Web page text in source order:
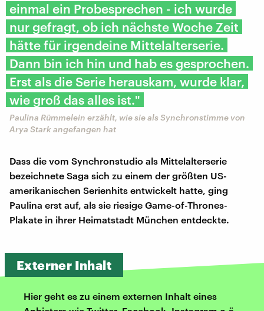
einmal ein Probesprechen - ich wurde
nur gefragt, ob ich nächste Woche Zeit
hätte für irgendeine Mittelalterserie.
Dann bin ich hin und hab es gesprochen.
Erst als die Serie herauskam, wurde klar,
wie groß das alles ist."
Paulina Rümmelein erzählt, wie sie als Synchronstimme von
Arya Stark angefangen hat
Dass die vom Synchronstudio als Mittelalterserie
bezeichnete Saga sich zu einem der größten US-
amerikanischen Serienhits entwickelt hatte, ging
Paulina erst auf, als sie riesige Game-of-Thrones-
Plakate in ihrer Heimatstadt München entdeckte.
Externer Inhalt
Hier geht es zu einem externen Inhalt eines